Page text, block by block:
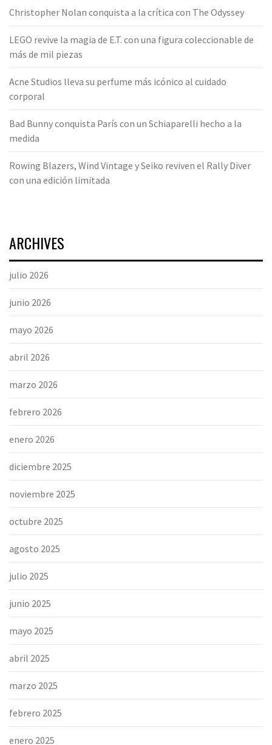
Christopher Nolan conquista a la crítica con The Odyssey
LEGO revive la magia de E.T. con una figura coleccionable de
más de mil piezas
Acne Studios lleva su perfume más icónico al cuidado
corporal
Bad Bunny conquista París con un Schiaparelli hecho a la
medida
Rowing Blazers, Wind Vintage y Seiko reviven el Rally Diver
con una edición limitada
ARCHIVES
julio 2026
junio 2026
mayo 2026
abril 2026
marzo 2026
febrero 2026
enero 2026
diciembre 2025
noviembre 2025
octubre 2025
agosto 2025
julio 2025
junio 2025
mayo 2025
abril 2025
marzo 2025
febrero 2025
enero 2025